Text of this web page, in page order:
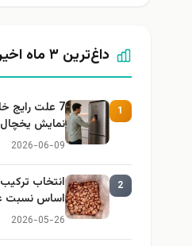
داغ‌ترین ۳ ماه اخیر
1
7 علت
نمایش
2026-06-09
2
انتخاب
اساس نسبت
2026-05-26